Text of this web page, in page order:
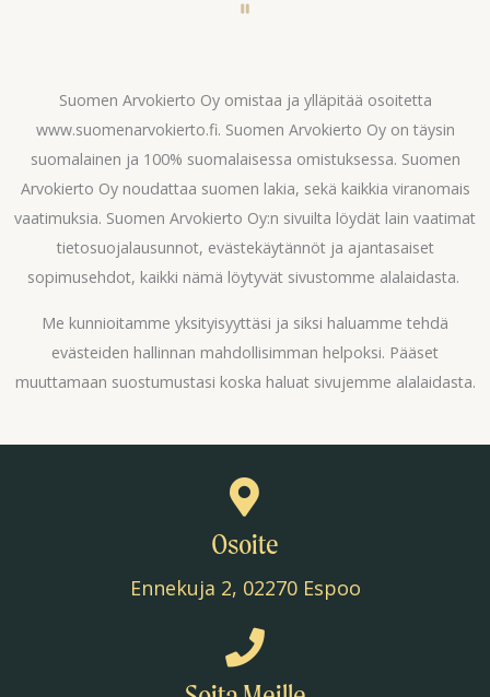
Suomen Arvokierto Oy omistaa ja ylläpitää osoitetta
www.suomenarvokierto.fi. Suomen Arvokierto Oy on täysin
suomalainen ja 100% suomalaisessa omistuksessa. Suomen
Arvokierto Oy noudattaa suomen lakia, sekä kaikkia viranomais
vaatimuksia. Suomen Arvokierto Oy:n sivuilta löydät lain vaatimat
tietosuojalausunnot, evästekäytännöt ja ajantasaiset
sopimusehdot, kaikki nämä löytyvät sivustomme alalaidasta.
Me kunnioitamme yksityisyyttäsi ja siksi haluamme tehdä
evästeiden hallinnan mahdollisimman helpoksi. Pääset
muuttamaan suostumustasi koska haluat sivujemme alalaidasta.
Osoite
Ennekuja 2, 02270 Espoo